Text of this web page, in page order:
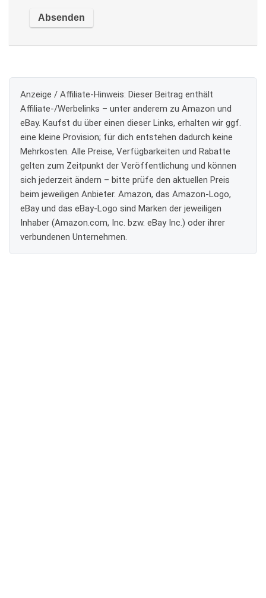
Anzeige / Affiliate-Hinweis: Dieser Beitrag enthält
Affiliate-/Werbelinks – unter anderem zu Amazon und
eBay. Kaufst du über einen dieser Links, erhalten wir ggf.
eine kleine Provision; für dich entstehen dadurch keine
Mehrkosten. Alle Preise, Verfügbarkeiten und Rabatte
gelten zum Zeitpunkt der Veröffentlichung und können
sich jederzeit ändern – bitte prüfe den aktuellen Preis
beim jeweiligen Anbieter. Amazon, das Amazon-Logo,
eBay und das eBay-Logo sind Marken der jeweiligen
Inhaber (Amazon.com, Inc. bzw. eBay Inc.) oder ihrer
verbundenen Unternehmen.